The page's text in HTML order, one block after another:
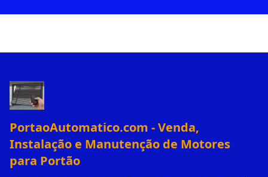
PortaoAutomatico.com - Venda,
Instalação e Manutenção de Motores
para Portão